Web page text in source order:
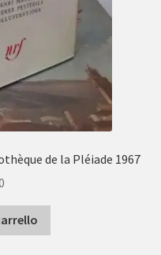
de la Pléiade 1967